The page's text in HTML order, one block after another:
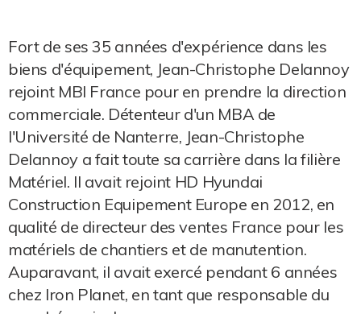
Fort de ses 35 années d'expérience dans les
biens d'équipement, Jean-Christophe Delannoy
rejoint MBI France pour en prendre la direction
commerciale. Détenteur d'un MBA de
l'Université de Nanterre, Jean-Christophe
Delannoy a fait toute sa carrière dans la filière
Matériel. Il avait rejoint HD Hyundai
Construction Equipement Europe en 2012, en
qualité de directeur des ventes France pour les
matériels de chantiers et de manutention.
Auparavant, il avait exercé pendant 6 années
chez Iron Planet, en tant que responsable du